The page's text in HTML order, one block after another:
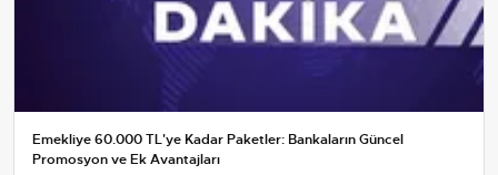
Emekliye 60.000 TL'ye Kadar Paketler: Bankaların Güncel
Promosyon ve Ek Avantajları